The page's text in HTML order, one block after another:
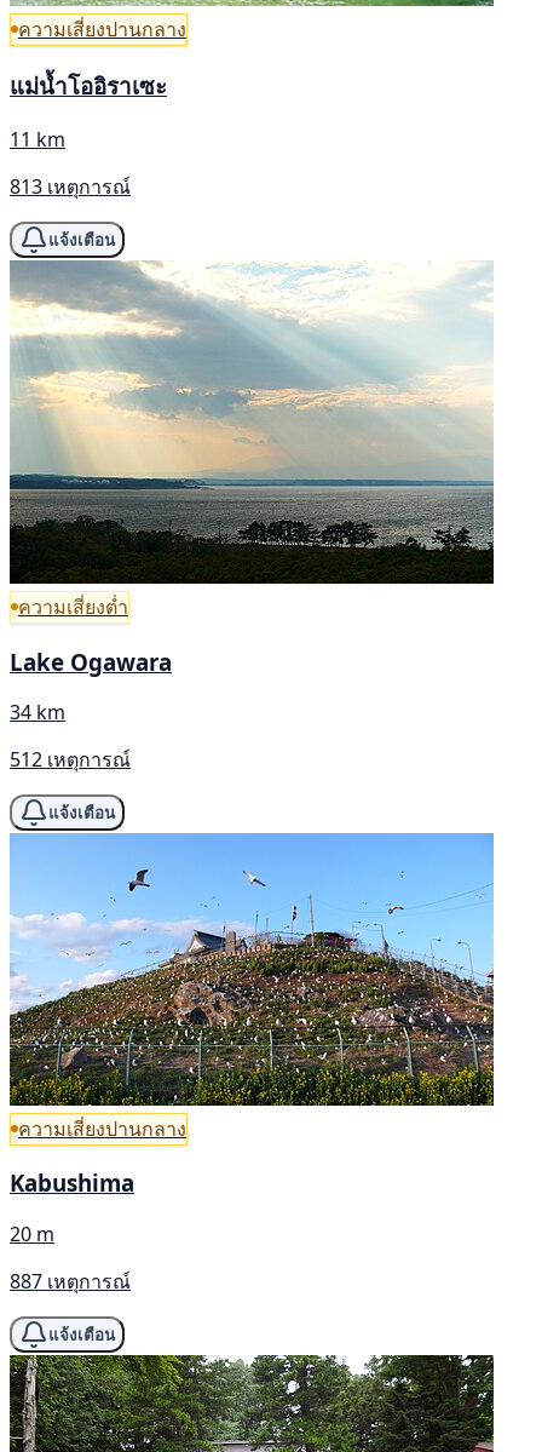
ความเสี่ยงปานกลาง
แม่น้ำโออิราเซะ
11 km
813 เหตุการณ์
แจ้งเตือน
ความเสี่ยงต่ำ
Lake Ogawara
34 km
512 เหตุการณ์
แจ้งเตือน
ความเสี่ยงปานกลาง
Kabushima
20 m
887 เหตุการณ์
แจ้งเตือน